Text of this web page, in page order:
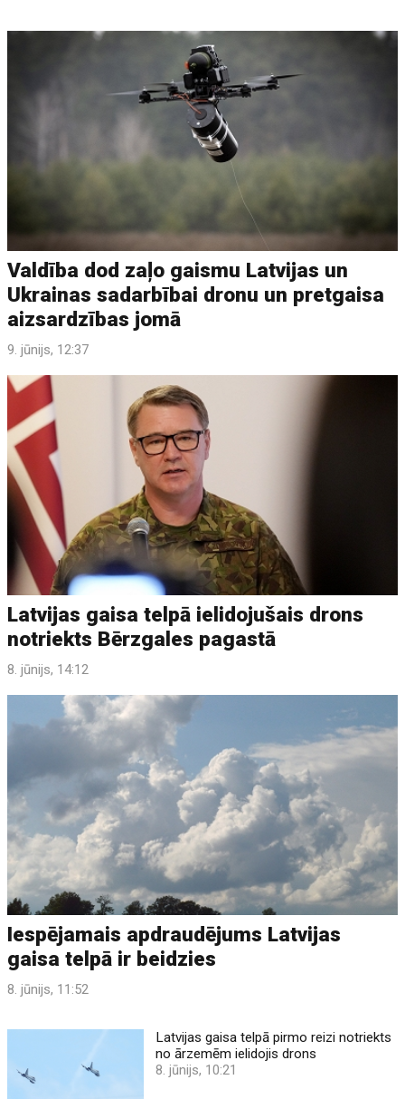
Valdība dod zaļo gaismu Latvijas un
Ukrainas sadarbībai dronu un pretgaisa
aizsardzības jomā
9. jūnijs, 12:37
Latvijas gaisa telpā ielidojušais drons
notriekts Bērzgales pagastā
8. jūnijs, 14:12
Iespējamais apdraudējums Latvijas
gaisa telpā ir beidzies
8. jūnijs, 11:52
Latvijas gaisa telpā pirmo reizi notriekts
no ārzemēm ielidojis drons
8. jūnijs, 10:21